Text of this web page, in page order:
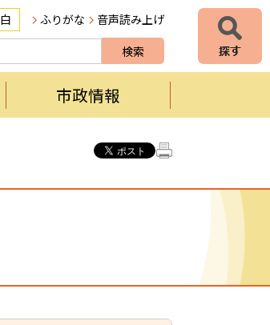
白 ふりがな 音声読み上げ
市政情報